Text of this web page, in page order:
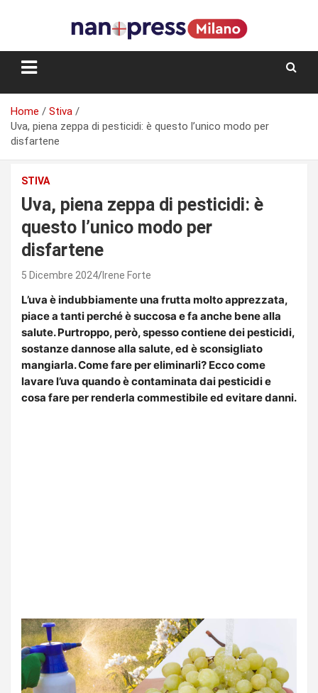
Storie e facce di una città
Home
Stiva
Uva, piena zeppa di pesticidi: è questo l’unico modo per
disfartene
STIVA
Uva, piena zeppa di pesticidi: è
questo l’unico modo per
disfartene
5 Dicembre 2024 Irene Forte
L’uva è indubbiamente una frutta molto apprezzata,
piace a tanti perché è succosa e fa anche bene alla
salute. Purtroppo, però, spesso contiene dei pesticidi,
sostanze dannose alla salute, ed è sconsigliato
mangiarla. Come fare per eliminarli? Ecco come
lavare l’uva quando è contaminata dai pesticidi e
cosa fare per renderla commestibile ed evitare danni.